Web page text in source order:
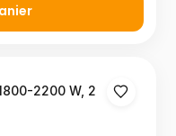
2200 W, 2